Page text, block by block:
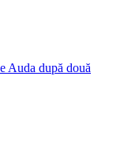
Auda după două